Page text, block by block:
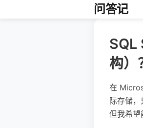
问答记
SQL
构）
在
际存储
但我希望